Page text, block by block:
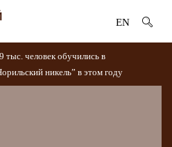
EN
человек обучились в
никель” в этом году